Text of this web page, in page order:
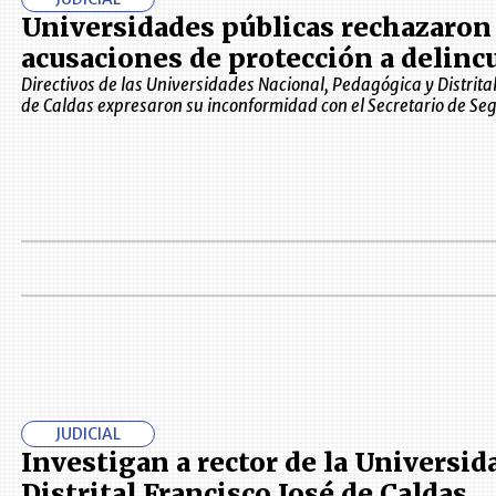
Universidades públicas rechazaron
acusaciones de protección a
Directivos de las Universidades Nacional, Pedagógica y Distrital
de Caldas expresaron su inconformidad con el Secretario de
JUDICIAL
Investigan a rector de la